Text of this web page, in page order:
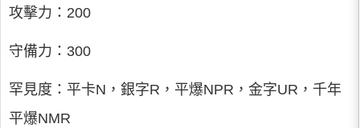
攻擊力：200
守備力：300
罕見度：平卡N，銀字R，平爆NPR，金字UR，千年
平爆NMR